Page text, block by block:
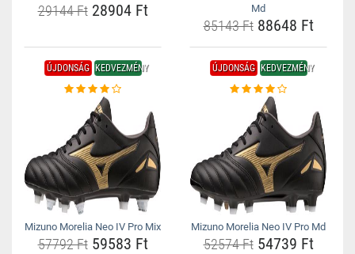
29144 Ft28904 Ft
Md
85143 Ft88648 Ft
ÚJDONSÁG KEDVEZMÉNY
Mizuno Morelia Neo IV Pro Mix
57792 Ft59583 Ft
ÚJDONSÁG KEDVEZMÉNY
Mizuno Morelia Neo IV Pro Md
52574 Ft54739 Ft